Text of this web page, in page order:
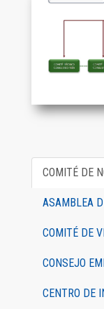
COMITÉ DE
ASAMBLEA
COMITÉ DE
CONSEJO
CENTRO DE